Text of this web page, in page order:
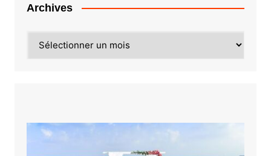
Archives